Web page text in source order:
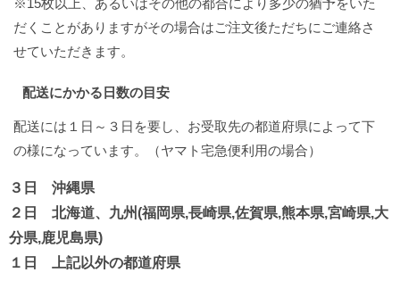
※15枚以上、あるいはその他の都合により多少の猶予をいた
だくことがありますがその場合はご注文後ただちにご連絡さ
せていただきます。
配送にかかる日数の目安
配送には１日～３日を要し、お受取先の都道府県によって下
の様になっています。（ヤマト宅急便利用の場合）
３日 沖縄県
２日 北海道、九州(福岡県,長崎県,佐賀県,熊本県,宮崎県,大
分県,鹿児島県)
１日 上記以外の都道府県